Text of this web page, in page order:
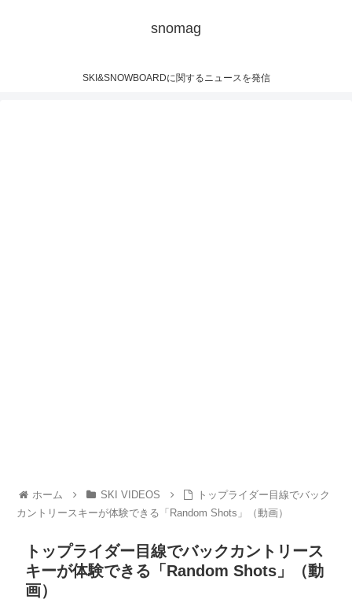
snomag
SKI&SNOWBOARDに関するニュースを発信
ホーム SKI VIDEOS
トップライダー目線でバック
カントリースキーが体験できる「Random Shots」（動画）
トップライダー目線でバックカントリース
キーが体験できる「Random Shots」（動
画）